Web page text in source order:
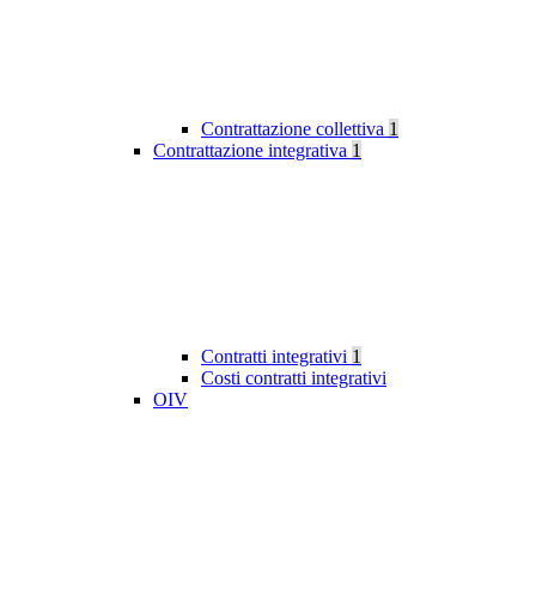
Contrattazione collettiva 1
Contrattazione integrativa 1
Contratti integrativi 1
Costi contratti integrativi
OIV